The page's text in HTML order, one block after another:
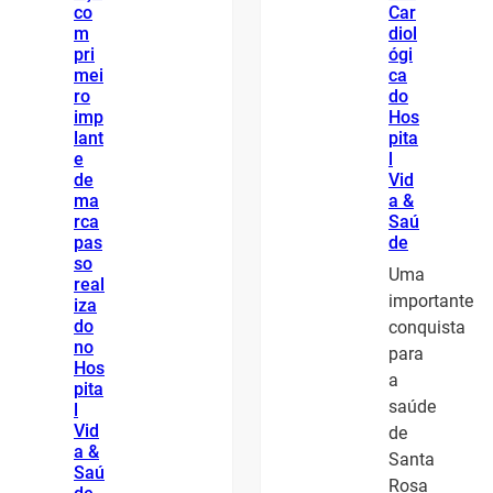
co
m
pri
mei
ro
imp
lant
e
de
ma
rca
pas
so
real
iza
do
no
Hos
pita
l
Vid
a &
Saú
Car
diol
ógi
ca
do
Hos
pita
l
Vid
a &
Saú
de
Uma
importante
conquista
para
a
saúde
de
Santa
Rosa